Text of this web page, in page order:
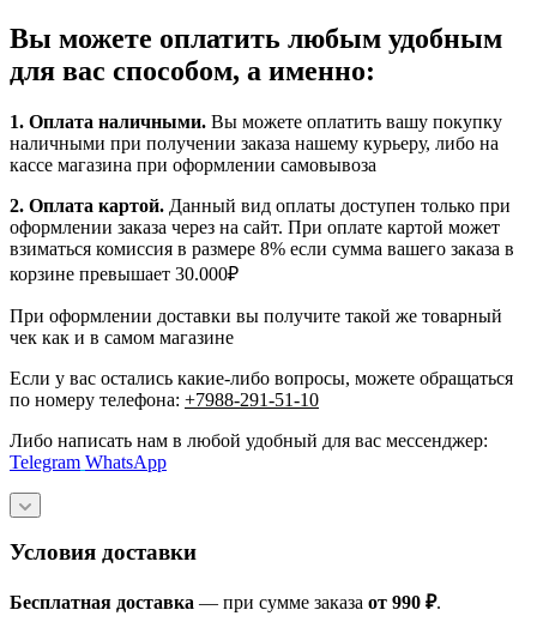
Вы можете оплатить любым удобным
для вас способом, а именно:
1. Оплата наличными. Вы можете оплатить вашу покупку
наличными при получении заказа нашему курьеру, либо на
кассе магазина при оформлении самовывоза
2. Оплата картой. Данный вид оплаты доступен только при
оформлении заказа через на сайт. При оплате картой может
взиматься комиссия в размере 8% если сумма вашего заказа в
корзине превышает 30.000₽
При оформлении доставки вы получите такой же товарный
чек как и в самом магазине
Если у вас остались какие-либо вопросы, можете обращаться
по номеру телефона: +7988-291-51-10
Либо написать нам в любой удобный для вас мессенджер:
Telegram WhatsApp
Условия доставки
Бесплатная доставка — при сумме заказа от 990 ₽.